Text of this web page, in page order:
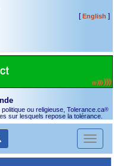
[English ]
ou religieuse, Tolerance.ca®
sur lesquels repose la tolérance.
Toggle